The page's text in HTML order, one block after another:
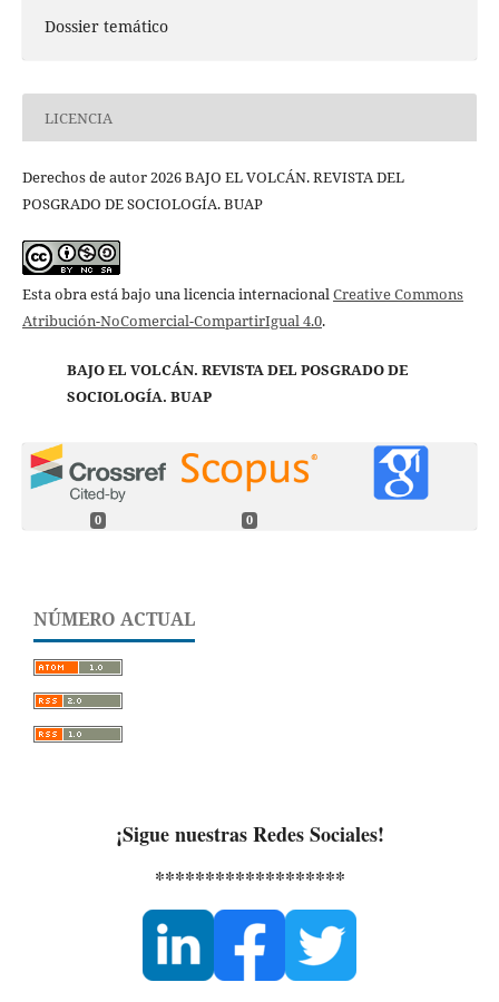
Dossier temático
LICENCIA
Derechos de autor 2026 BAJO EL VOLCÁN. REVISTA DEL
POSGRADO DE SOCIOLOGÍA. BUAP
Esta obra está bajo una licencia internacional Creative Commons
Atribución-NoComercial-CompartirIgual 4.0.
BAJO EL VOLCÁN. REVISTA DEL POSGRADO DE
SOCIOLOGÍA. BUAP
0 0
NÚMERO ACTUAL
¡Sigue nuestras Redes Sociales!
*******************